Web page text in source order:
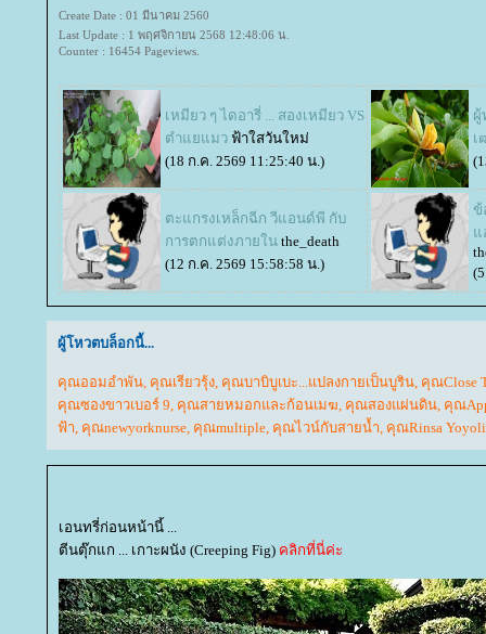
Create Date : 01 มีนาคม 2560
Last Update : 1 พฤศจิกายน 2568 12:48:06 น.
Counter : 16454 Pageviews.
เหมียว ๆ ไดอารี่ ... สองเหมียว VS
ตำแยแมว ฟ้าใสวันใหม่
(18 ก.ค. 2569 11:25:40 น.)
ผู้
เ
ตะแกรงเหล็กฉีก วีแอนด์พี กับ
การตกแต่งภายใน the_death
(12 ก.ค. 2569 15:58:58 น.)
ข้
อ
ผู้โหวตบล็อกนี้...
คุณออมอำพัน, คุณเรียวรุ้ง, คุณบาบิบูเบะ...แปลงกายเป็นบูริน, คุณClose
คุณซองขาวเบอร์ 9, คุณสายหมอกและก้อนเมฆ, คุณสองแผ่นดิน, คุณ
ฟ้า, คุณnewyorknurse, คุณmultiple, คุณไวน์กับสายน้ำ, คุณRinsa
เอนทรี่ก่อนหน้านี้ ...
ตีนตุ๊กแก ... เกาะผนัง (Creeping Fig) คลิกที่นี่ค่ะ